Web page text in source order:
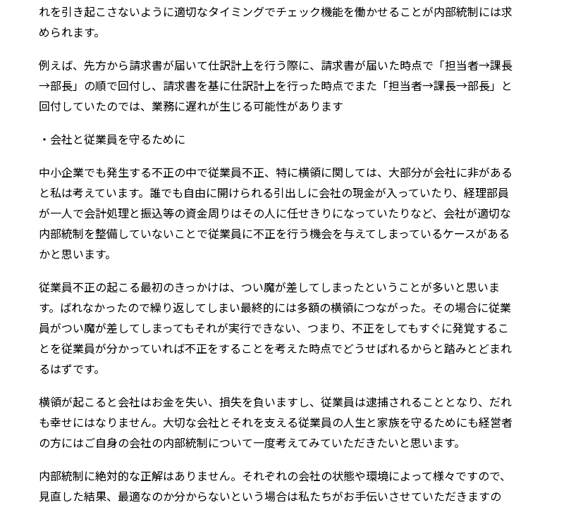
れを引き起こさないように適切なタイミングでチェック機能を働かせることが内部統制には求
められます。
例えば、先方から請求書が届いて仕訳計上を行う際に、請求書が届いた時点で「担当者→課長
→部長」の順で回付し、請求書を基に仕訳計上を行った時点でまた「担当者→課長→部長」と
回付していたのでは、業務に遅れが生じる可能性があります
・会社と従業員を守るために
中小企業でも発生する不正の中で従業員不正、特に横領に関しては、大部分が会社に非がある
と私は考えています。誰でも自由に開けられる引出しに会社の現金が入っていたり、経理部員
が一人で会計処理と振込等の資金周りはその人に任せきりになっていたりなど、会社が適切な
内部統制を整備していないことで従業員に不正を行う機会を与えてしまっているケースがある
かと思います。
従業員不正の起こる最初のきっかけは、つい魔が差してしまったということが多いと思いま
す。ばれなかったので繰り返してしまい最終的には多額の横領につながった。その場合に従業
員がつい魔が差してしまってもそれが実行できない、つまり、不正をしてもすぐに発覚するこ
とを従業員が分かっていれば不正をすることを考えた時点でどうせばれるからと踏みとどまれ
るはずです。
横領が起こると会社はお金を失い、損失を負いますし、従業員は逮捕されることとなり、だれ
も幸せにはなりません。大切な会社とそれを支える従業員の人生と家族を守るためにも経営者
の方にはご自身の会社の内部統制について一度考えてみていただきたいと思います。
内部統制に絶対的な正解はありません。それぞれの会社の状態や環境によって様々ですので、
見直した結果、最適なのか分からないという場合は私たちがお手伝いさせていただきますの